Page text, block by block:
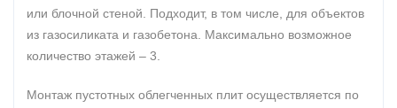
или блочной стеной. Подходит, в том числе, для объектов
из газосиликата и газобетона. Максимально возможное
количество этажей – 3.
Монтаж пустотных облегченных плит осуществляется по